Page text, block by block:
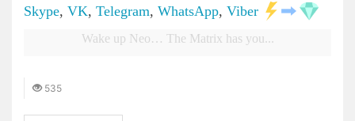
Skype, VK, Telegram, WhatsApp, Viber
Wake up Neo… The Matrix has you...
535